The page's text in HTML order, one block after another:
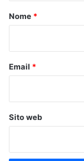
o
Nome *
Email *
Sito web